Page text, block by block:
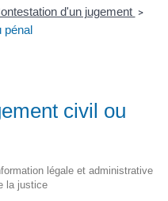
d'un jugement >
pénal
civil ou
légale et administrative
la justice